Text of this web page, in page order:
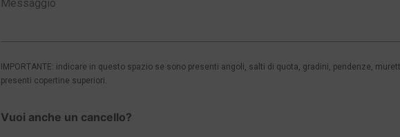
IMPORTANTE: indicare in questo spazio se sono presenti angoli, salti di quota, gradini, pendenze,
presenti copertine superiori.
Vuoi anche un cancello?